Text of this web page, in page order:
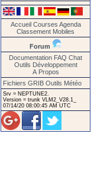
Accueil Courses Agenda
Classement Mobiles
Forum
Documentation FAQ Chat
Outils Développement
A Propos
Fichiers GRIB Outils Météo
Srv = NEPTUNE2.
Version = trunk VLM2_V28.1_
07/14/20 08:00:45 AM UTC